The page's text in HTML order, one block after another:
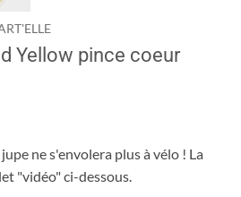
Yellow pince coeur
ne s'envolera plus à vélo ! La
"vidéo" ci-dessous.